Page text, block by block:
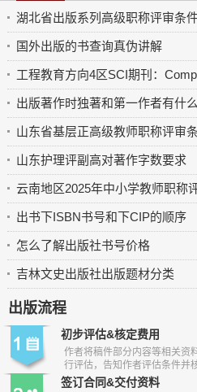
湖北省出版系列高级职称评审条
国外出版的书查询真伪讲解
工程教育方向4区SCI期刊：
出版著作时独著和第一作者有什
山东省基层正高级教师职称评审
山东护理评副高对著作字数要求
云南地区2025年中小学教师职称
出书下ISBN书号和下CIP的顺序
怎么了解出版社书号价格
吉林文史出版社出版题材分类
出版流程
初步评估&核定费用
作者将稿件部分内容等相关资
行评估，告知作者评估条件并
签订合同&交付资料